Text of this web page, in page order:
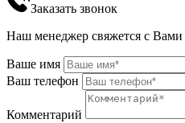
Заказать звонок
Наш менеджер свяжется с Вами
Ваше имя
Ваш телефон
Комментарий